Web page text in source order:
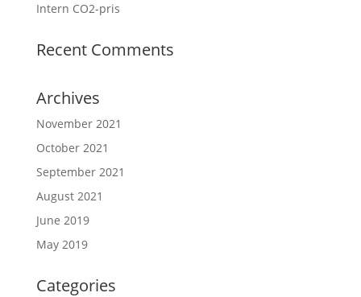
Intern CO2-pris
Recent Comments
Archives
November 2021
October 2021
September 2021
August 2021
June 2019
May 2019
Categories